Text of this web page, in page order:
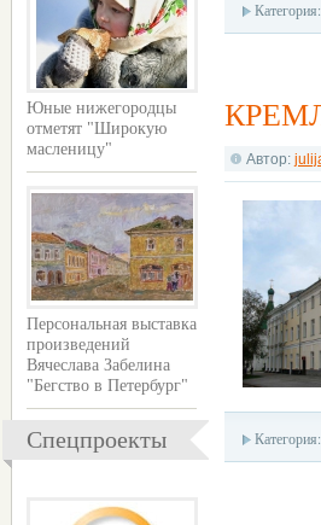
Юные нижегородцы
отметят "Широкую
масленицу"
Персональная выставка
произведений
Вячеслава Забелина
"Бегство в Петербург"
Спецпроекты
Категория:
Автор:
Категория: